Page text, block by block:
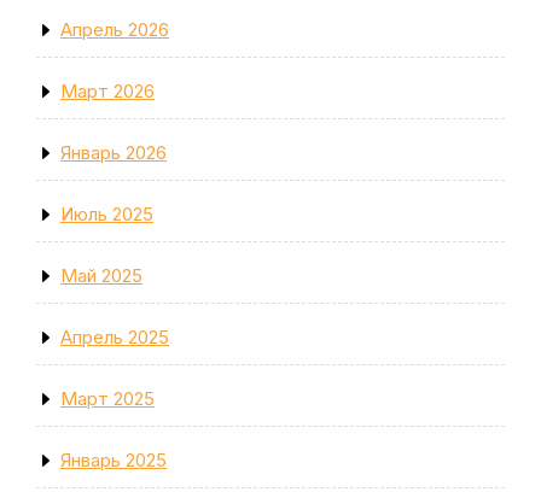
Апрель 2026
Март 2026
Январь 2026
Июль 2025
Май 2025
Апрель 2025
Март 2025
Январь 2025